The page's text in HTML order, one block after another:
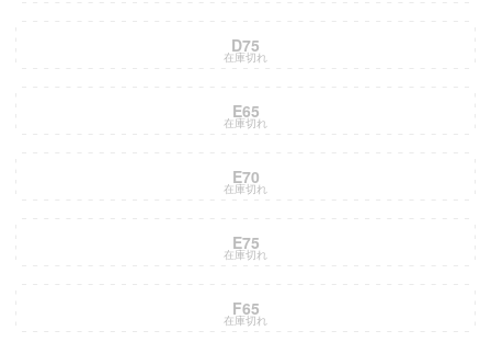
D75
在庫切れ
E65
在庫切れ
E70
在庫切れ
E75
在庫切れ
F65
在庫切れ